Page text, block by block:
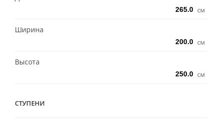
см
Ширина
см
Высота
см
СТУПЕНИ